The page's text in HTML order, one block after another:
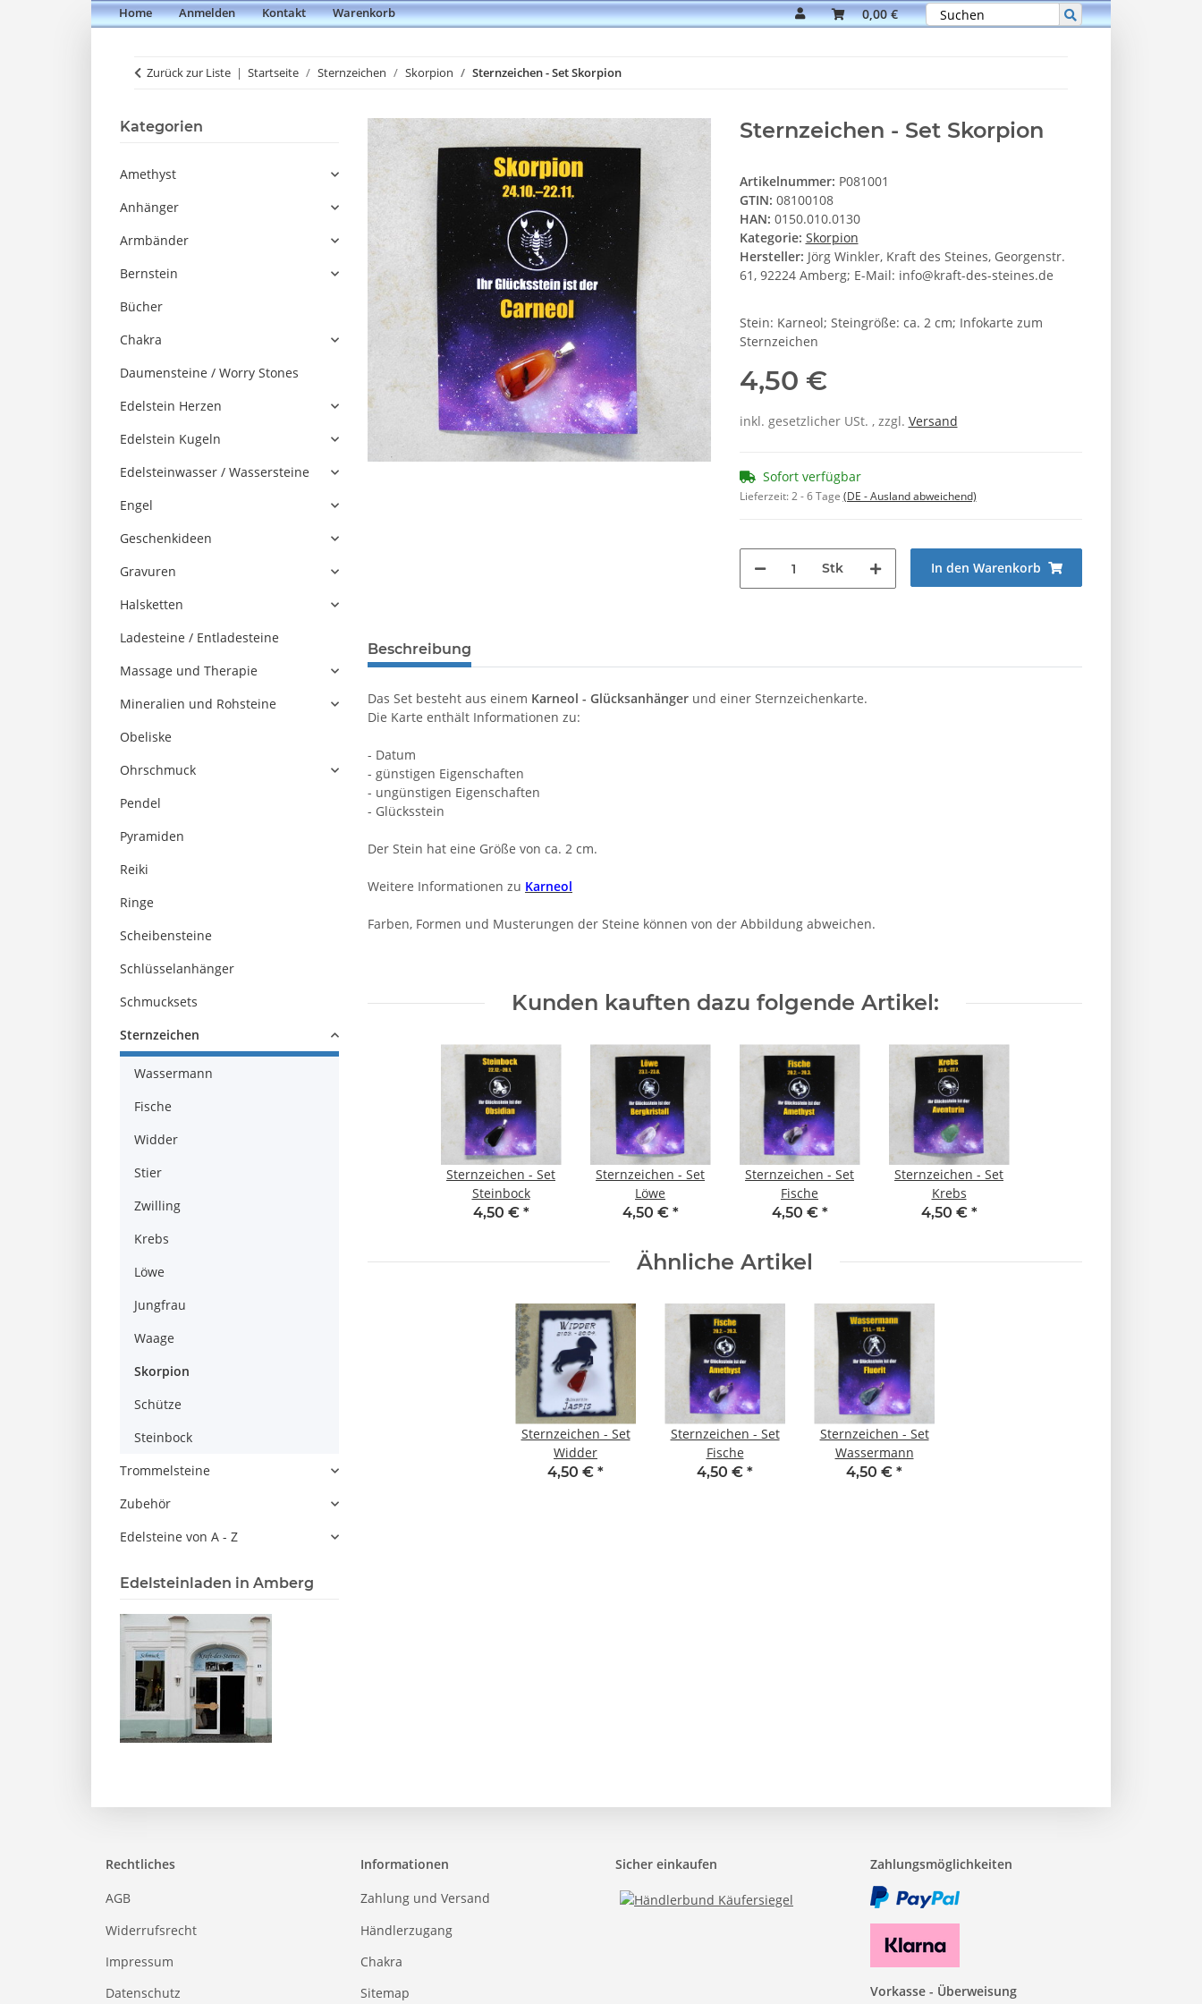
Home Anmelden Kontakt Warenkorb 0,00 €
Zurück zur Liste Startseite Sternzeichen Skorpion Sternzeichen - Set Skorpion
Sternzeichen - Set Skorpion
Artikelnummer: P081001
GTIN: 08100108
HAN: 0150.010.0130
Kategorie: Skorpion
Hersteller: Jörg Winkler, Kraft des Steines, Georgenstr.
61, 92224 Amberg; E-Mail: info@kraft-des-steines.de
Stein: Karneol; Steingröße: ca. 2 cm; Infokarte zum
Sternzeichen
4,50 €
inkl. gesetzlicher USt. , zzgl. Versand
Sofort verfügbar
Lieferzeit:2 - 6 Tage (DE - Ausland abweichend)
Stk In den Warenkorb
Beschreibung
Das Set besteht aus einem Karneol - Glücksanhänger und einer Sternzeichenkarte.
Die Karte enthält Informationen zu:
- Datum
- günstigen Eigenschaften
- ungünstigen Eigenschaften
- Glücksstein
Der Stein hat eine Größe von ca. 2 cm.
Weitere Informationen zu Karneol
Farben, Formen und Musterungen der Steine können von der Abbildung abweichen.
Kunden kauften dazu folgende Artikel:
Sternzeichen - Set
Steinbock
4,50 € *
Sternzeichen - Set
Löwe
4,50 € *
Sternzeichen - Set
Fische
4,50 € *
Sternzeichen - Set
Krebs
4,50 € *
Ähnliche Artikel
Sternzeichen - Set
Widder
4,50 € *
Sternzeichen - Set
Fische
4,50 € *
Sternzeichen - Set
Wassermann
4,50 € *
Kategorien
Amethyst
Anhänger
Armbänder
Bernstein
Bücher
Chakra
Daumensteine / Worry Stones
Edelstein Herzen
Edelstein Kugeln
Edelsteinwasser / Wassersteine
Engel
Geschenkideen
Gravuren
Halsketten
Ladesteine / Entladesteine
Massage und Therapie
Mineralien und Rohsteine
Obeliske
Ohrschmuck
Pendel
Pyramiden
Reiki
Ringe
Scheibensteine
Schlüsselanhänger
Schmucksets
Sternzeichen
Wassermann
Fische
Widder
Stier
Zwilling
Krebs
Löwe
Jungfrau
Waage
Skorpion
Schütze
Steinbock
Trommelsteine
Zubehör
Edelsteine von A - Z
Edelsteinladen in Amberg
Rechtliches
AGB
Widerrufsrecht
Impressum
Datenschutz
Informationen
Zahlung und Versand
Händlerzugang
Chakra
Sitemap
Sicher einkaufen Zahlungsmöglichkeiten
Vorkasse - Überweisung